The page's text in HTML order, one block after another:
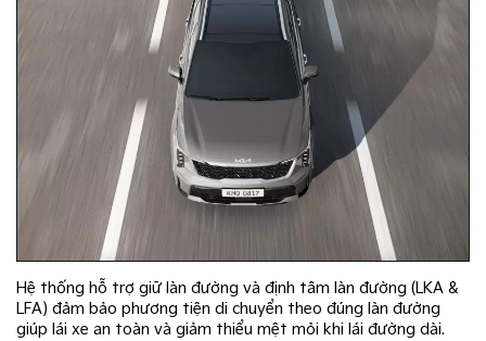
Hệ thống hỗ trợ giữ làn đường và định tâm làn đường (LKA &
LFA) đảm bảo phương tiện di chuyển theo đúng làn đường
giúp lái xe an toàn và giảm thiểu mệt mỏi khi lái đường dài.​